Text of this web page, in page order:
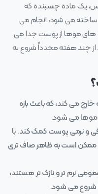
یک ماده چسبنده که
ساخته می‌ شود، انجام می‌
های موها از پوست جدا می‌
چند هفته مجدداً شروع به
می‌ کند، که باعث بازه
موها می‌ شود.
و نرمی پوست کمک کند. با
است به ظاهر صاف‌ تری
نرم‌ تر و نازک‌ تر هستند،
شروع می‌ شود.